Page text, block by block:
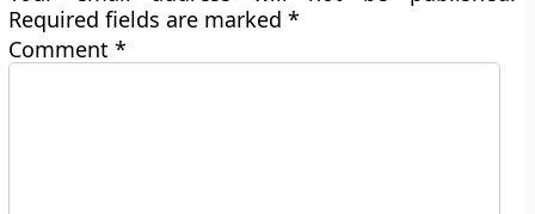
Required fields are marked*
Comment*